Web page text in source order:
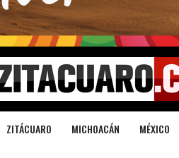
ZITÁCUARO MICHOACÁN MÉXICO